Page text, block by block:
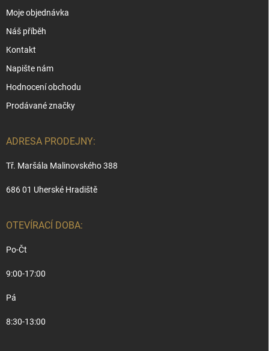
Moje objednávka
Náš příběh
Kontakt
Napište nám
Hodnocení obchodu
Prodávané značky
ADRESA PRODEJNY:
Tř. Maršála Malinovského 388
686 01 Uherské Hradiště
OTEVÍRACÍ DOBA:
Po-Čt
9:00-17:00
Pá
8:30-13:00